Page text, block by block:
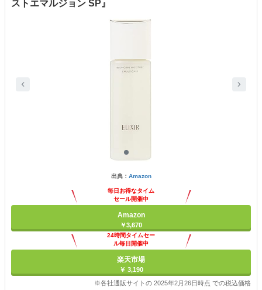
ストエマルジョン SP』
出典： Amazon
毎日お得なタイム
セール開催中
Amazon
￥3,670
24時間タイムセー
ル毎日開催中
楽天市場
￥ 3,190
※各社通販サイトの 2025年2月26日時点 での税込価格